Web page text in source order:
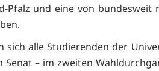
Pfalz und eine von bundesweit
sich alle Studierenden der
– im zweiten